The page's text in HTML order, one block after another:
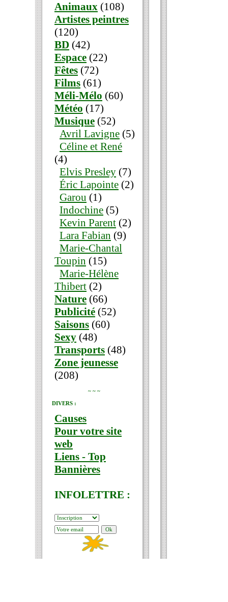
Animaux (108)
Artistes peintres
(120)
BD (42)
Espace (22)
Fêtes (72)
Films (61)
Méli-Mélo (60)
Météo (17)
Musique (52)
Avril Lavigne (5)
Céline et René
(4)
Elvis Presley (7)
Éric Lapointe (2)
Garou (1)
Indochine (5)
Kevin Parent (2)
Lara Fabian (9)
Marie-Chantal
Toupin (15)
Marie-Hélène
Thibert (2)
Nature (66)
Publicité (52)
Saisons (60)
Sexy (48)
Transports (48)
Zone jeunesse
(208)
~ ~ ~
DIVERS :
Causes
Pour votre site
web
Liens - Top
Bannières
INFOLETTRE :